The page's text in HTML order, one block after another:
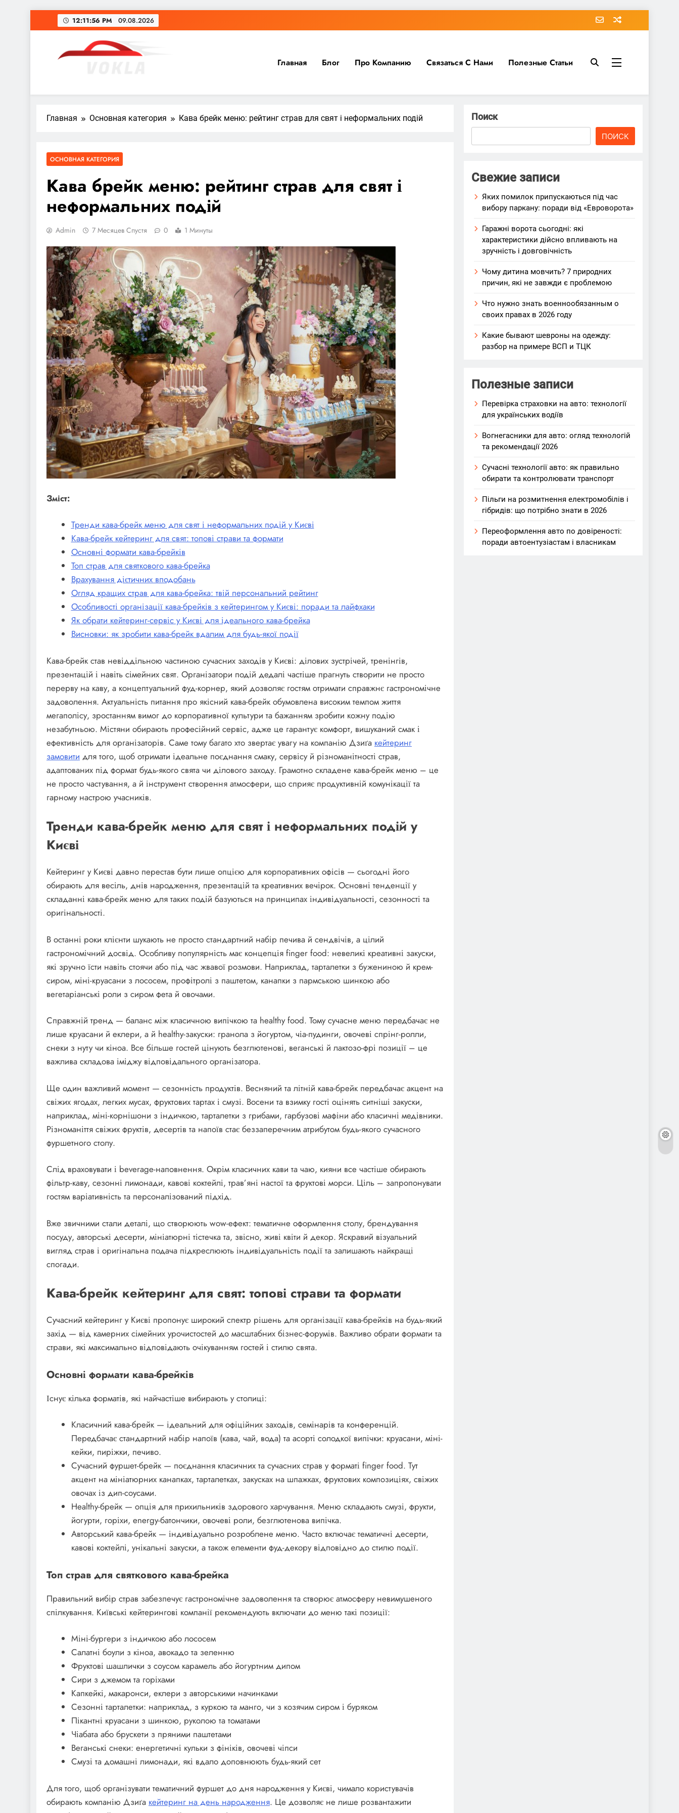
Перейти
12:11:57 PM 09.08.2026
vokla.vn.ua
Главная Блог Про Компанию Связаться С Нами Полезные Статьи
Главная Основная категория Кава брейк меню: рейтинг страв для свят і неформальних подій
ОСНОВНАЯ КАТЕГОРИЯ
Кава брейк меню: рейтинг страв для свят і
неформальних подій
Admin 7 Месяцев Спустя 0 1 Минуты
Зміст:
Тренди кава-брейк меню для свят і неформальних подій у Києві
Кава-брейк кейтеринг для свят: топові страви та формати
Основні формати кава-брейків
Топ страв для святкового кава-брейка
Врахування дієтичних вподобань
Огляд кращих страв для кава-брейка: твій персональний рейтинг
Особливості організації кава-брейків з кейтерингом у Києві: поради та лайфхаки
Як обрати кейтеринг-сервіс у Києві для ідеального кава-брейка
Висновки: як зробити кава-брейк вдалим для будь-якої події
Кава-брейк став невіддільною частиною сучасних заходів у Києві: ділових зустрічей, тренінгів,
презентацій і навіть сімейних свят. Організатори подій дедалі частіше прагнуть створити не просто
перерву на каву, а концептуальний фуд-корнер, який дозволяє гостям отримати справжнє гастрономічне
задоволення. Актуальність питання про якісний кава-брейк обумовлена високим темпом життя
мегаполісу, зростанням вимог до корпоративної культури та бажанням зробити кожну подію
незабутньою. Містяни обирають професійний сервіс, адже це гарантує комфорт, вишуканий смак і
ефективність для організаторів. Саме тому багато хто звертає увагу на компанію Дзиґа кейтеринг
замовити для того, щоб отримати ідеальне поєднання смаку, сервісу й різноманітності страв,
адаптованих під формат будь-якого свята чи ділового заходу. Грамотно складене кава-брейк меню – це
не просто частування, а й інструмент створення атмосфери, що сприяє продуктивній комунікації та
гарному настрою учасників.
Тренди кава-брейк меню для свят і неформальних подій у
Києві
Кейтеринг у Києві давно перестав бути лише опцією для корпоративних офісів — сьогодні його
обирають для весіль, днів народження, презентацій та креативних вечірок. Основні тенденції у
складанні кава-брейк меню для таких подій базуються на принципах індивідуальності, сезонності та
оригінальності.
В останні роки клієнти шукають не просто стандартний набір печива й сендвічів, а цілий
гастрономічний досвід. Особливу популярність має концепція finger food: невеликі креативні закуски,
які зручно їсти навіть стоячи або під час жвавої розмови. Наприклад, тарталетки з бужениною й крем-
сиром, міні-круасани з лососем, профітролі з паштетом, канапки з пармською шинкою або
вегетаріанські роли з сиром фета й овочами.
Справжній тренд — баланс між класичною випічкою та healthy food. Тому сучасне меню передбачає не
лише круасани й еклери, а й healthy-закуски: гранола з йогуртом, чіа-пудинги, овочеві спрінг-ролли,
снеки з нуту чи кіноа. Все більше гостей цінують безглютенові, веганські й лактозо-фрі позиції – це
важлива складова іміджу відповідального організатора.
Ще один важливий момент — сезонність продуктів. Весняний та літній кава-брейк передбачає акцент на
свіжих ягодах, легких мусах, фруктових тартах і смузі. Восени та взимку гості оцінять ситніші закуски,
наприклад, міні-корнішони з індичкою, тарталетки з грибами, гарбузові мафіни або класичні медівники.
Різноманіття свіжих фруктів, десертів та напоїв стає беззаперечним атрибутом будь-якого сучасного
фуршетного столу.
Слід враховувати і beverage-наповнення. Окрім класичних кави та чаю, кияни все частіше обирають
фільтр-каву, сезонні лимонади, кавові коктейлі, трав’яні настої та фруктові морси. Ціль – запропонувати
гостям варіативність та персоналізований підхід.
Вже звичними стали деталі, що створюють wow-ефект: тематичне оформлення столу, брендування
посуду, авторські десерти, мініатюрні тістечка та, звісно, живі квіти й декор. Яскравий візуальний
вигляд страв і оригінальна подача підкреслюють індивідуальність події та залишають найкращі
спогади.
Кава-брейк кейтеринг для свят: топові страви та формати
Сучасний кейтеринг у Києві пропонує широкий спектр рішень для організації кава-брейків на будь-який
захід — від камерних сімейних урочистостей до масштабних бізнес-форумів. Важливо обрати формати та
страви, які максимально відповідають очікуванням гостей і стилю свята.
Основні формати кава-брейків
Існує кілька форматів, які найчастіше вибирають у столиці:
Класичний кава-брейк — ідеальний для офіційних заходів, семінарів та конференцій.
Передбачає стандартний набір напоїв (кава, чай, вода) та асорті солодкої випічки: круасани, міні-
кейки, пиріжки, печиво.
Сучасний фуршет-брейк — поєднання класичних та сучасних страв у форматі finger food. Тут
акцент на мініатюрних канапках, тарталетках, закусках на шпажках, фруктових композиціях, свіжих
овочах із дип-соусами.
Healthy-брейк — опція для прихильників здорового харчування. Меню складають смузі, фрукти,
йогурти, горіхи, energy-батончики, овочеві роли, безглютенова випічка.
Авторський кава-брейк — індивідуально розроблене меню. Часто включає тематичні десерти,
кавові коктейлі, унікальні закуски, а також елементи фуд-декору відповідно до стилю події.
Топ страв для святкового кава-брейка
Правильний вибір страв забезпечує гастрономічне задоволення та створює атмосферу невимушеного
спілкування. Київські кейтерингові компанії рекомендують включати до меню такі позиції:
Міні-бургери з індичкою або лососем
Салатні боули з кіноа, авокадо та зеленню
Фруктові шашлички з соусом карамель або йогуртним дипом
Сири з джемом та горіхами
Капкейкі, макаронси, еклери з авторськими начинками
Сезонні тарталетки: наприклад, з куркою та манго, чи з козячим сиром і буряком
Пікантні круасани з шинкою, руколою та томатами
Чіабата або брускети з пряними паштетами
Веганські снеки: енергетичні кульки з фініків, овочеві чіпси
Смузі та домашні лимонади, які вдало доповнюють будь-який сет
Для того, щоб організувати тематичний фуршет до дня народження у Києві, чимало користувачів
обирають компанію Дзиґа кейтеринг на день народження. Це дозволяє не лише розвантажити
Поиск
ПОИСК
Свежие записи
Яких помилок припускаються під час
вибору паркану: поради від «Евроворота»
Гаражні ворота сьогодні: які
характеристики дійсно впливають на
зручність і довговічність
Чому дитина мовчить? 7 природних
причин, які не завжди є проблемою
Что нужно знать военнообязанным о
своих правах в 2026 году
Какие бывают шевроны на одежду:
разбор на примере ВСП и ТЦК
Полезные записи
Перевірка страховки на авто: технології
для українських водіїв
Вогнегасники для авто: огляд технологій
та рекомендації 2026
Сучасні технології авто: як правильно
обирати та контролювати транспорт
Пільги на розмитнення електромобілів і
гібридів: що потрібно знати в 2026
Переоформлення авто по довіреності:
поради автоентузіастам і власникам